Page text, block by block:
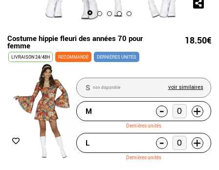
Costume hippie fleuri des années 70 pour
femme 18.50€
LIVRAISON 24/48H RECOMMANDÉ DERNIÈRES UNITÉS
S non disponible voir similaires
M - +
Dernières unités
L - +
Dernières unités